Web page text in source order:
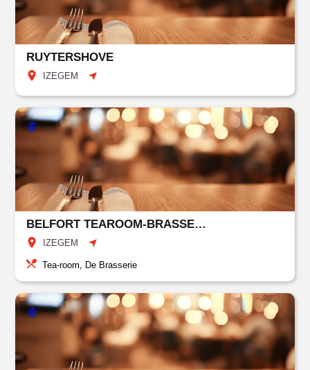
RUYTERSHOVE
IZEGEM
BELFORT TEAROOM-BRASSERIE
IZEGEM
Tea-room, De Brasserie